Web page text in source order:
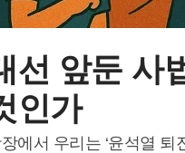
선 앞둔 사
인가
에서 우리는 ‘윤석열